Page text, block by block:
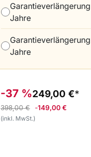
Jahre
Jahre
-37 %249,00 €
398,00€ -149,00€
(inkl. MwSt.)